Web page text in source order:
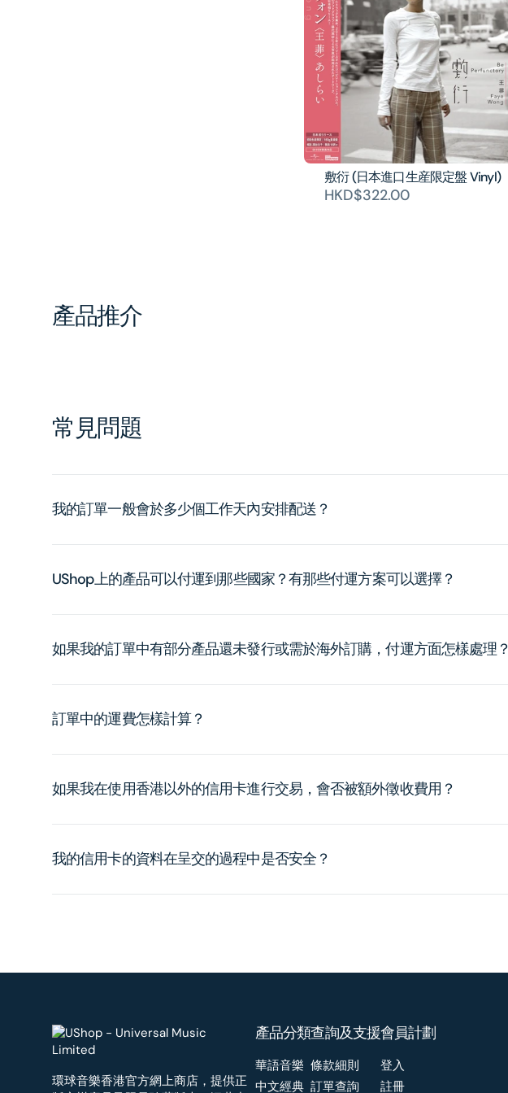
敷衍 (日本進口生産限定盤 Vinyl)
HKD$322.00
產品推介
常見問題
我的訂單一般會於多少個工作天內安排配送？
UShop上的產品可以付運到那些國家？有那些付運方案可以選擇？
如果我的訂單中有部分產品還未發行或需於海外訂購，付運方面怎樣處理？
訂單中的運費怎樣計算？
如果我在使用香港以外的信用卡進行交易，會否被額外徵收費用？
我的信用卡的資料在呈交的過程中是否安全？
環球音樂香港官方網上商店，提供正
產品分類
華語音樂
中文經典
查詢及支援
條款細則
訂單查詢
會員計劃
登入
註冊